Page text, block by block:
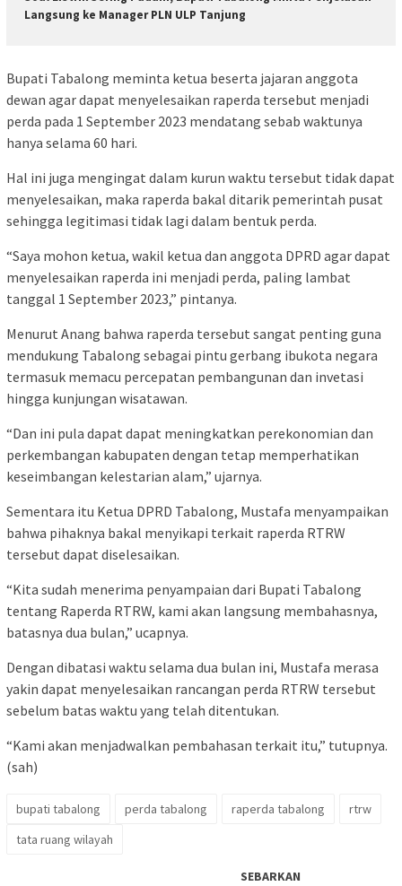
Langsung ke Manager PLN ULP Tanjung
Bupati Tabalong meminta ketua beserta jajaran anggota
dewan agar dapat menyelesaikan raperda tersebut menjadi
perda pada 1 September 2023 mendatang sebab waktunya
hanya selama 60 hari.
Hal ini juga mengingat dalam kurun waktu tersebut tidak dapat
menyelesaikan, maka raperda bakal ditarik pemerintah pusat
sehingga legitimasi tidak lagi dalam bentuk perda.
“Saya mohon ketua, wakil ketua dan anggota DPRD agar dapat
menyelesaikan raperda ini menjadi perda, paling lambat
tanggal 1 September 2023,” pintanya.
Menurut Anang bahwa raperda tersebut sangat penting guna
mendukung Tabalong sebagai pintu gerbang ibukota negara
termasuk memacu percepatan pembangunan dan invetasi
hingga kunjungan wisatawan.
“Dan ini pula dapat dapat meningkatkan perekonomian dan
perkembangan kabupaten dengan tetap memperhatikan
keseimbangan kelestarian alam,” ujarnya.
Sementara itu Ketua DPRD Tabalong, Mustafa menyampaikan
bahwa pihaknya bakal menyikapi terkait raperda RTRW
tersebut dapat diselesaikan.
“Kita sudah menerima penyampaian dari Bupati Tabalong
tentang Raperda RTRW, kami akan langsung membahasnya,
batasnya dua bulan,” ucapnya.
Dengan dibatasi waktu selama dua bulan ini, Mustafa merasa
yakin dapat menyelesaikan rancangan perda RTRW tersebut
sebelum batas waktu yang telah ditentukan.
“Kami akan menjadwalkan pembahasan terkait itu,” tutupnya.
(sah)
bupati tabalong perda tabalong raperda tabalong
rtrw
tata ruang wilayah
SEBARKAN